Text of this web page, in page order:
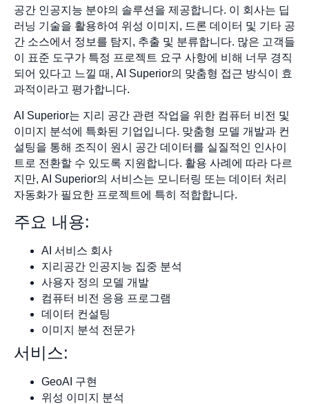
공간 인공지능 분야의 솔루션을 제공합니다. 이 회사는 딥
러닝 기술을 활용하여 위성 이미지, 드론 데이터 및 기타 공
간 소스에서 정보를 탐지, 추출 및 분류합니다. 많은 고객들
이 표준 도구가 특정 프로젝트 요구 사항에 비해 너무 경직
되어 있다고 느낄 때, AI Superior의 맞춤형 접근 방식이 효
과적이라고 평가합니다.
AI Superior는 지리 공간 관련 작업을 위한 컴퓨터 비전 및
이미지 분석에 특화된 기업입니다. 맞춤형 모델 개발과 컨
설팅을 통해 조직이 원시 공간 데이터를 실질적인 인사이
트로 전환할 수 있도록 지원합니다. 활용 사례에 따라 다르
지만, AI Superior의 서비스는 모니터링 또는 데이터 처리
자동화가 필요한 프로젝트에 특히 적합합니다.
주요 내용:
AI 서비스 회사
지리공간 인공지능 집중 분석
사용자 정의 모델 개발
컴퓨터 비전 응용 프로그램
데이터 컨설팅
이미지 분석 전문가
서비스:
GeoAI 구현
위성 이미지 분석